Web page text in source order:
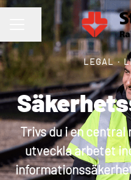
KARRIÄRMENY
Dela sidan
LEGAL ·
Trivs du i en
utveckla arbetet